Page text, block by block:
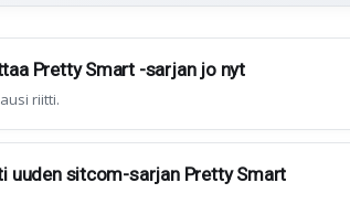
Pretty Smart -sarjan jo nyt
riitti.
uuden sitcom-sarjan Pretty Smart